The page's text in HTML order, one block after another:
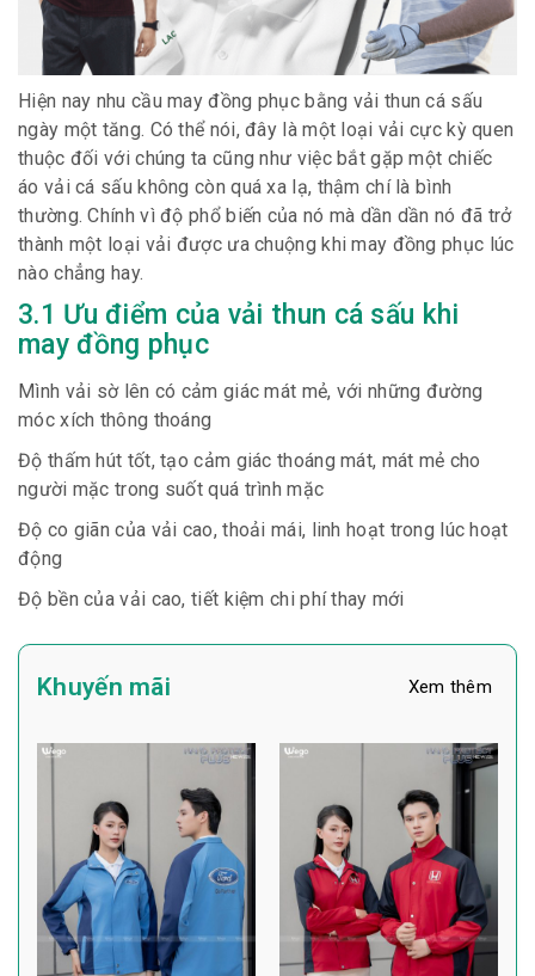
Hiện nay nhu cầu may đồng phục bằng vải thun cá sấu
ngày một tăng. Có thể nói, đây là một loại vải cực kỳ quen
thuộc đối với chúng ta cũng như việc bắt gặp một chiếc
áo vải cá sấu không còn quá xa lạ, thậm chí là bình
thường. Chính vì độ phổ biến của nó mà dần dần nó đã trở
thành một loại vải được ưa chuộng khi may đồng phục lúc
nào chẳng hay.
3.1 Ưu điểm của vải thun cá sấu khi
may đồng phục
Mình vải sờ lên có cảm giác mát mẻ, với những đường
móc xích thông thoáng
Độ thấm hút tốt, tạo cảm giác thoáng mát, mát mẻ cho
người mặc trong suốt quá trình mặc
Độ co giãn của vải cao, thoải mái, linh hoạt trong lúc hoạt
động
Độ bền của vải cao, tiết kiệm chi phí thay mới
Khuyến mãi Xem thêm